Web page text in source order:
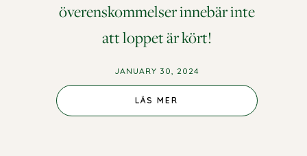
överenskommelser innebär inte
att loppet är kört!
JANUARY 30, 2024
LÄS MER